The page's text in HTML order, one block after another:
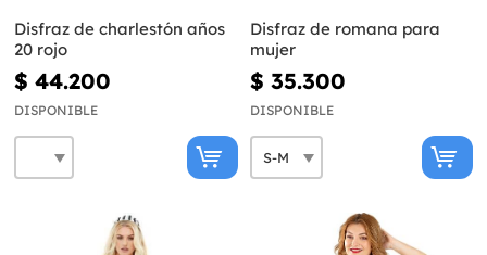
Disfraz de charlestón años
20 rojo
$ 44.200
DISPONIBLE
Disfraz de romana para
mujer
$ 35.300
DISPONIBLE